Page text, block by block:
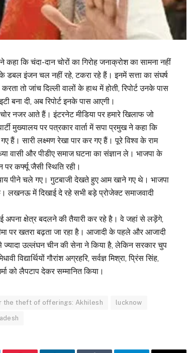
कि चंदा-दान चोरों का गिरोह जनाक्रोश का सामना नहीं
डबल इंजन चल नहीं रहे, टकरा रहे हैं। इनमें सत्ता का संघर्ष
तो जांच दिल्ली वालों के हाथ में होती, रिपोर्ट उनके पास
दी, अब रिपोर्ट इनके पास आएगी।
नजर आते हैं। इंटरनेट मीडिया पर हमारे खिलाफ जो
मुख्यालय पर पत्रकार वार्ता में सपा प्रमुख ने कहा कि
हैं। सारी लक्ष्मण रेखा पार कर गए हैं। पूरे विश्व के राम
वासी और पीडीए समाज घटना का संज्ञान ले। भाजपा के
कर्फ्यू जैसी स्थिति रही।
पीने चले गए। गुटबाजी देखते हुए आम खाने गए थे। भाजपा
में दिखाई दे रहे सभी बड़े प्रोजेक्ट समाजवादी
अपना क्षेत्र बदलने की तैयारी कर रहे है। वे जहां से लड़ेंगे,
पर खतरा बढ़ता जा रहा है। आजादी के पहले और आजादी
ज्यादा उल्लंघन चीन की सेना ने किया है, लेकिन सरकार चुप
गौरांश अग्रहरि, सर्वज्ञ मिश्रा, प्रिंस सिंह,
को लैपटाप देकर सम्मानित किया।
the theft of offerings: Akhilesh lucknow